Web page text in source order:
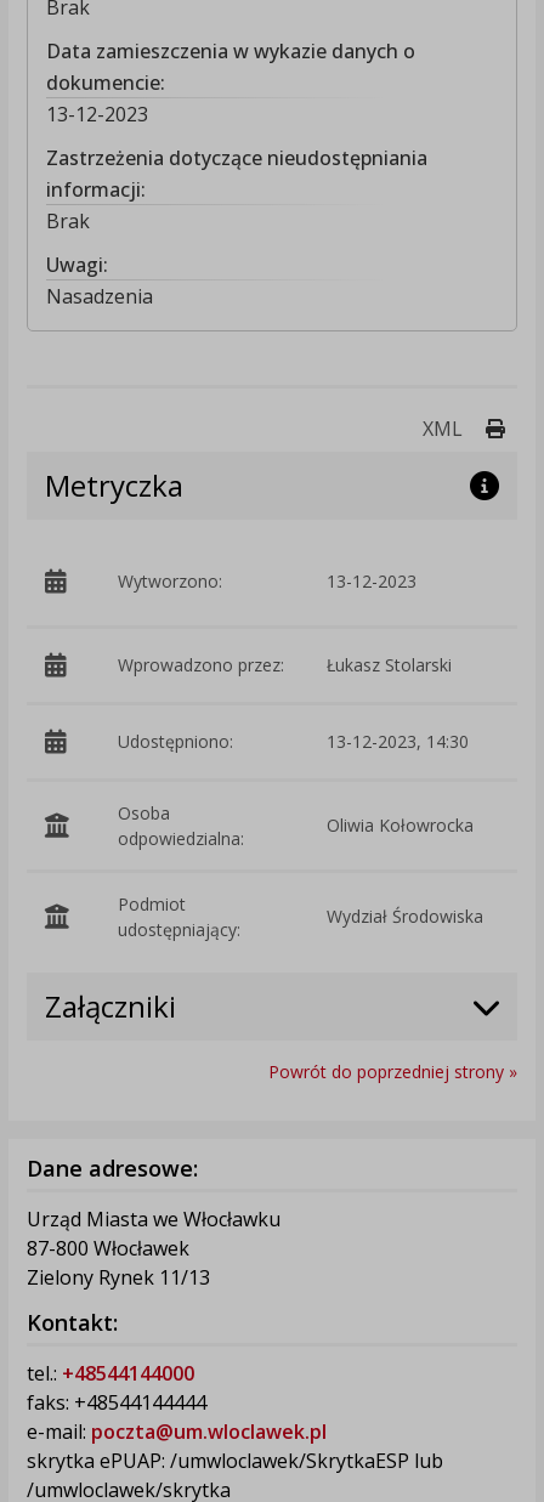
Brak
Data zamieszczenia w wykazie danych o
dokumencie:
13-12-2023
Zastrzeżenia dotyczące nieudostępniania
informacji:
Brak
Uwagi:
Nasadzenia
XML
Metryczka
Wytworzono: 13-12-2023
Wprowadzono przez: Łukasz Stolarski
Udostępniono: 13-12-2023, 14:30
Osoba
odpowiedzialna:
Oliwia Kołowrocka
Podmiot
udostępniający:
Wydział Środowiska
Załączniki
Powrót do poprzedniej strony »
Dane adresowe:
Urząd Miasta we Włocławku
87-800 Włocławek
Zielony Rynek 11/13
Kontakt:
tel.: +48544144000
faks: +48544144444
e-mail: poczta@um.wloclawek.pl
skrytka ePUAP: /umwloclawek/SkrytkaESP lub
/umwloclawek/skrytka